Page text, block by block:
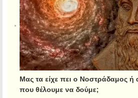
Μας τα είχε πει ο Νοστράδαμος
που θέλουμε να δούμε;